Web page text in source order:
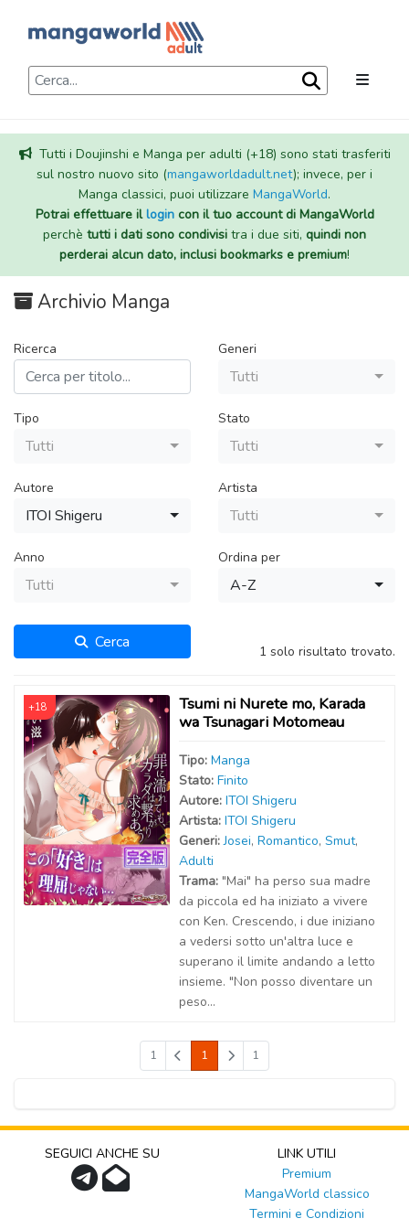
Tutti i Doujinshi e Manga per adulti (+18) sono stati trasferiti
sul nostro nuovo sito (mangaworldadult.net); invece, per i
Manga classici, puoi utilizzare MangaWorld.
Potrai effettuare illogincon il tuo account di MangaWorld
perchè tutti i dati sono condivisi tra i due siti, quindi non
perderai alcun dato, inclusi bookmarks e premium!
Archivio Manga
Ricerca Generi
Tutti
Tipo
Tutti
Stato
Tutti
Autore
ITOI Shigeru
Artista
Tutti
Anno
Tutti
Ordina per
A-Z
Cerca 1 solo risultato trovato.
+18
Tsumi ni Nurete mo, Karada
wa Tsunagari Motomeau
Tipo: Manga
Stato: Finito
Autore: ITOI Shigeru
Artista: ITOI Shigeru
Generi:Josei, Romantico, Smut,
Adulti
Trama: "Mai" ha perso sua madre
da piccola ed ha iniziato a vivere
con Ken. Crescendo, i due iniziano
a vedersi sotto un'altra luce e
superano il limite andando a letto
insieme. "Non posso diventare un
peso...
1 1 1
SEGUICI ANCHE SU
LINK UTILI
Premium
MangaWorld classico
Termini e Condizioni